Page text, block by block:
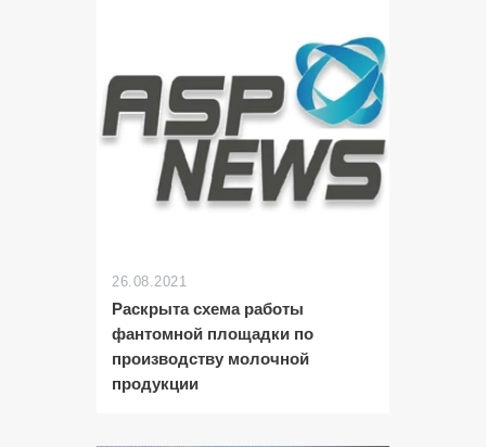
26.08.2021
Раскрыта схема работы
фантомной площадки по
производству молочной
продукции